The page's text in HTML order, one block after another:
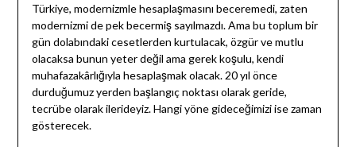
Türkiye, modernizmle hesaplaşmasını beceremedi, zaten
modernizmi de pek becermiş sayılmazdı. Ama bu toplum bir
gün dolabındaki cesetlerden kurtulacak, özgür ve mutlu
olacaksa bunun yeter değil ama gerek koşulu, kendi
muhafazakârlığıyla hesaplaşmak olacak. 20 yıl önce
durduğumuz yerden başlangıç noktası olarak geride,
tecrübe olarak ilerideyiz. Hangi yöne gideceğimizi ise zaman
gösterecek.